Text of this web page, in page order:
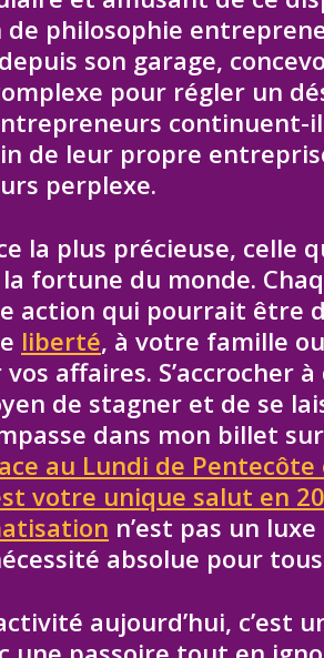
de philosophie
son garage,
pour régler un
continuent-
de leur propre
perplexe.
la plus précieuse, celle
fortune du monde.
action qui pourrait être
liberté, à votre famille
affaires. S’accrocher
de stagner et de se
dans mon billet
au Lundi de
votre unique salut en
n’est pas un
absolue pour
aujourd’hui, c’est